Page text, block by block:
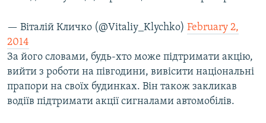
— Віталій Кличко (@Vitaliy_Klychko) February 2,
2014
За його словами, будь-хто може підтримати акцію,
вийти з роботи на півгодини, вивісити національні
прапори на своїх будинках. Він також закликав
водіїв підтримати акції сигналами автомобілів.